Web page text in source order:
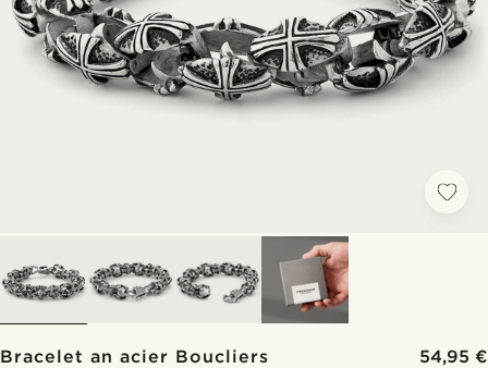
Bracelet an acier Boucliers 54,95 €